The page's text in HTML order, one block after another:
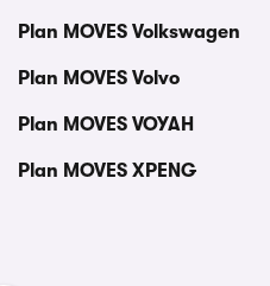
Plan MOVES Volkswagen
Plan MOVES Volvo
Plan MOVES VOYAH
Plan MOVES XPENG